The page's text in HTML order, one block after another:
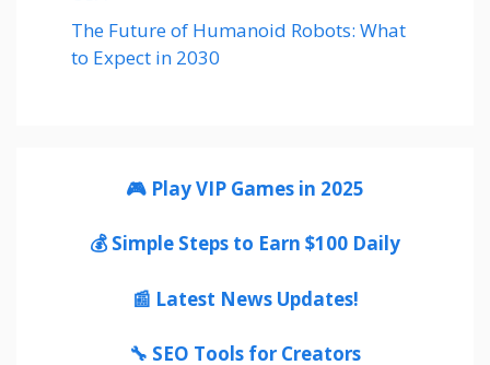
The Future of Humanoid Robots: What
to Expect in 2030
🎮 Play VIP Games in 2025
💰 Simple Steps to Earn $100 Daily
📰 Latest News Updates!
🔧 SEO Tools for Creators